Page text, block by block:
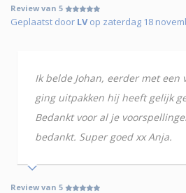
Review van 5
Geplaatst door LVop zaterdag 18
Ik belde Johan, eerder met een
ging uitpakken hij heeft gelijk
Bedankt voor al je
bedankt. Super goed xx Anja.
Review van 5